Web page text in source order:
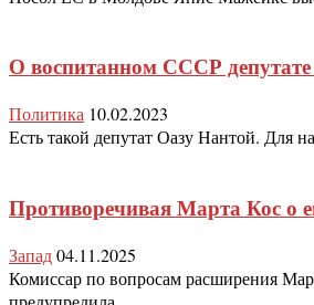
О воспитанном СССР
Политика 10.02.2023
Есть такой депутат Оазу Нантой. Для
Противоречивая Марта Кос о
Запад04.11.2025
Комиссар по вопросам расширения